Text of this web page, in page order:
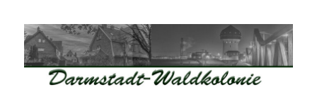
Inhalt
springen